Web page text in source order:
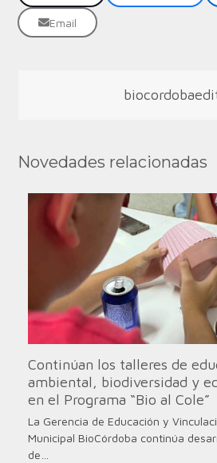
Email
Novedades relacionadas
Continúan los talleres de
ambiental, biodiversidad y
en el Programa “Bio al Cole”
La Gerencia de Educación y
Municipal BioCórdoba continúa
de…